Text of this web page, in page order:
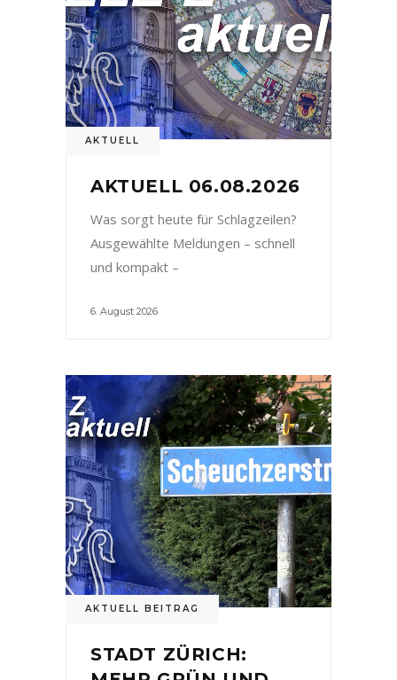
AKTUELL
AKTUELL 06.08.2026
Was sorgt heute für Schlagzeilen?
Ausgewählte Meldungen – schnell
und kompakt –
6. August 2026
AKTUELL BEITRAG
STADT ZÜRICH: